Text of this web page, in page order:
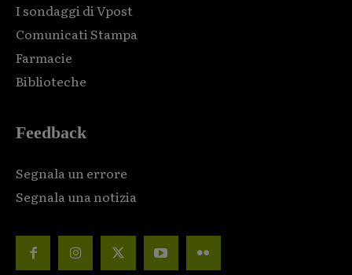
I sondaggi di Vpost
Comunicati Stampa
Farmacie
Biblioteche
Feedback
Segnala un errore
Segnala una notizia